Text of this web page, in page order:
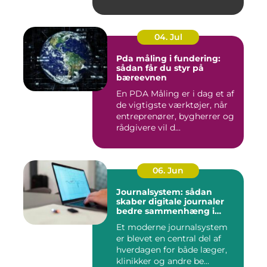
04. Jul
Pda måling i fundering:
sådan får du styr på
bæreevnen
En PDA Måling er i dag et af
de vigtigste værktøjer, når
entreprenører, bygherrer og
rådgivere vil d...
06. Jun
Journalsystem: sådan
skaber digitale journaler
bedre sammenhæng i
Et moderne journalsystem
er blevet en central del af
hverdagen for både læger,
klinikker og andre be...